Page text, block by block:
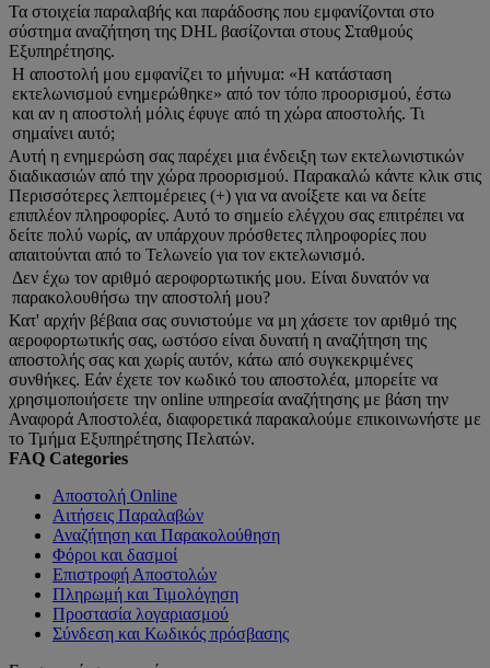
Τα στοιχεία παραλαβής και παράδοσης που εμφανίζονται στο
σύστημα αναζήτηση της DHL βασίζονται στους Σταθμούς
Εξυπηρέτησης.
H αποστολή μου εμφανίζει το μήνυμα: «Η κατάσταση
εκτελωνισμού ενημερώθηκε» από τον τόπο προορισμού, έστω
και αν η αποστολή μόλις έφυγε από τη χώρα αποστολής. Τι
σημαίνει αυτό;
Αυτή η ενημερώση σας παρέχει μια ένδειξη των εκτελωνιστικών
διαδικασιών από την χώρα προορισμού. Παρακαλώ κάντε κλικ στις
Περισσότερες λεπτομέρειες (+) για να ανοίξετε και να δείτε
επιπλέον πληροφορίες. Αυτό το σημείο ελέγχου σας επιτρέπει να
δείτε πολύ νωρίς, αν υπάρχουν πρόσθετες πληροφορίες που
απαιτούνται από το Τελωνείο για τον εκτελωνισμό.
Δεν έχω τον αριθμό αεροφορτωτικής μου. Είναι δυνατόν να
παρακολουθήσω την αποστολή μου?
Κατ' αρχήν βέβαια σας συνιστούμε να μη χάσετε τον αριθμό της
αεροφορτωτικής σας, ωστόσο είναι δυνατή η αναζήτηση της
αποστολής σας και χωρίς αυτόν, κάτω από συγκεκριμένες
συνθήκες. Εάν έχετε τον κωδικό του αποστολέα, μπορείτε να
χρησιμοποιήσετε την online υπηρεσία αναζήτησης με βάση την
Αναφορά Αποστολέα, διαφορετικά παρακαλούμε επικοινωνήστε με
το Τμήμα Εξυπηρέτησης Πελατών.
FAQ Categories
Αποστολή Online
Αιτήσεις Παραλαβών
Αναζήτηση και Παρακολούθηση
Φόροι και δασμοί
Επιστροφή Αποστολών
Πληρωμή και Τιμολόγηση
Προστασία λογαριασμού
Σύνδεση και Κωδικός πρόσβασης